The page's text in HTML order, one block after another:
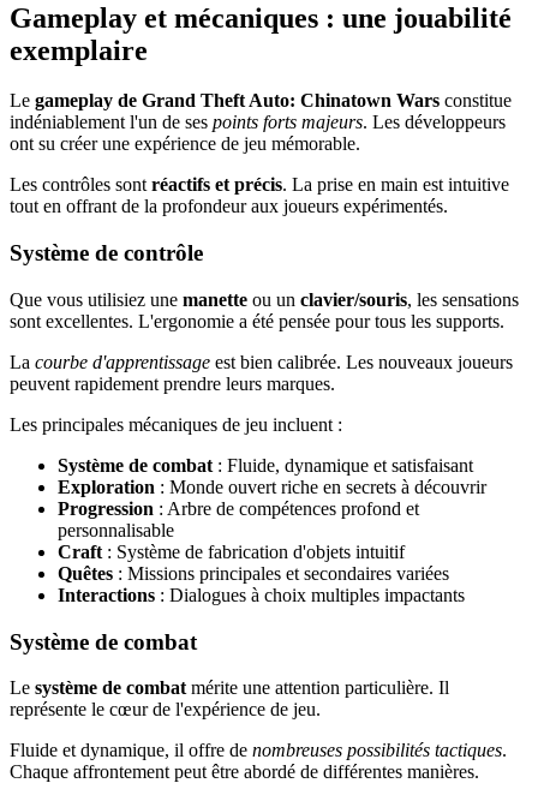
Gameplay et mécaniques : une jouabilité
exemplaire
Le gameplay de Grand Theft Auto: Chinatown Wars constitue
indéniablement l'un de ses points forts majeurs. Les développeurs
ont su créer une expérience de jeu mémorable.
Les contrôles sontréactifs et précis. La prise en main est intuitive
tout en offrant de la profondeur aux joueurs expérimentés.
Système de contrôle
Que vous utilisiez une manette ou un clavier/souris, les sensations
sont excellentes. L'ergonomie a été pensée pour tous les supports.
La courbe d'apprentissage est bien calibrée. Les nouveaux joueurs
peuvent rapidement prendre leurs marques.
Les principales mécaniques de jeu incluent :
Système de combat : Fluide, dynamique et satisfaisant
Exploration : Monde ouvert riche en secrets à découvrir
Progression : Arbre de compétences profond et
personnalisable
Craft : Système de fabrication d'objets intuitif
Quêtes : Missions principales et secondaires variées
Interactions : Dialogues à choix multiples impactants
Système de combat
Le système de combat mérite une attention particulière. Il
représente le cœur de l'expérience de jeu.
Fluide et dynamique, il offre de nombreuses possibilités tactiques.
Chaque affrontement peut être abordé de différentes manières.